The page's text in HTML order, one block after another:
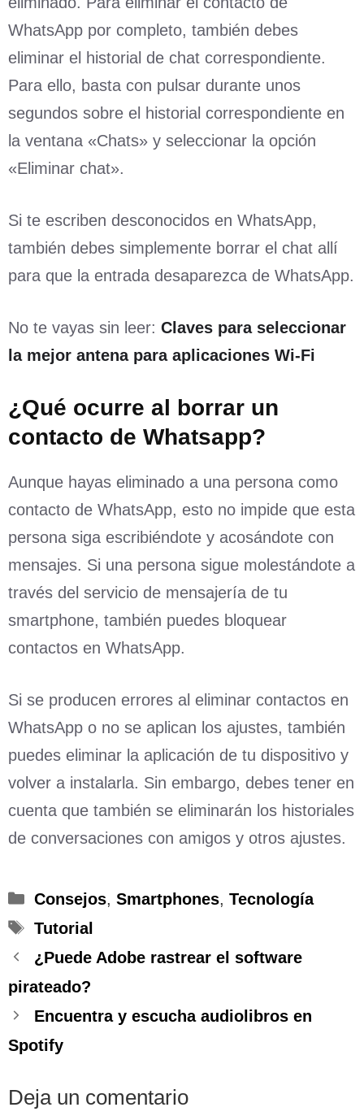
WhatsApp por completo, también debes
eliminar el historial de chat correspondiente.
Para ello, basta con pulsar durante unos
segundos sobre el historial correspondiente en
la ventana «Chats» y seleccionar la opción
«Eliminar chat».
Si te escriben desconocidos en WhatsApp,
también debes simplemente borrar el chat allí
para que la entrada desaparezca de WhatsApp.
No te vayas sin leer: Claves para seleccionar
la mejor antena para aplicaciones Wi-Fi
¿Qué ocurre al borrar un
contacto de Whatsapp?
Aunque hayas eliminado a una persona como
contacto de WhatsApp, esto no impide que esta
persona siga escribiéndote y acosándote con
mensajes. Si una persona sigue molestándote a
través del servicio de mensajería de tu
smartphone, también puedes bloquear
contactos en WhatsApp.
Si se producen errores al eliminar contactos en
WhatsApp o no se aplican los ajustes, también
puedes eliminar la aplicación de tu dispositivo y
volver a instalarla. Sin embargo, debes tener en
cuenta que también se eliminarán los historiales
de conversaciones con amigos y otros ajustes.
Categorías
Consejos, Smartphones, Tecnología
Etiquetas
Tutorial
¿Puede Adobe rastrear el software
pirateado?
Encuentra y escucha audiolibros en
Spotify
Deja un comentario